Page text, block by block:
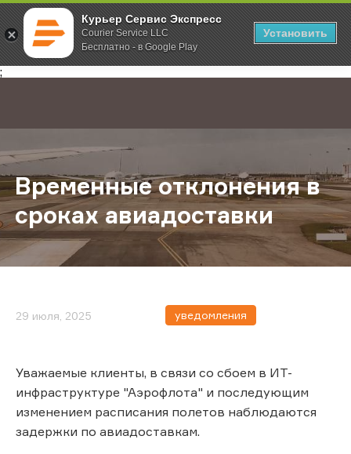
Курьер Сервис Экспресс
Courier Service LLC
Бесплатно - в Google Play
Установить
;
Главная О компании Новости Временные отклонения в сроках
Временные отклонения в
сроках авиадоставки
29 июля, 2025 уведомления
Уважаемые клиенты, в связи со сбоем в ИТ-
инфраструктуре "Аэрофлота" и последующим
изменением расписания полетов наблюдаются
задержки по авиадоставкам.